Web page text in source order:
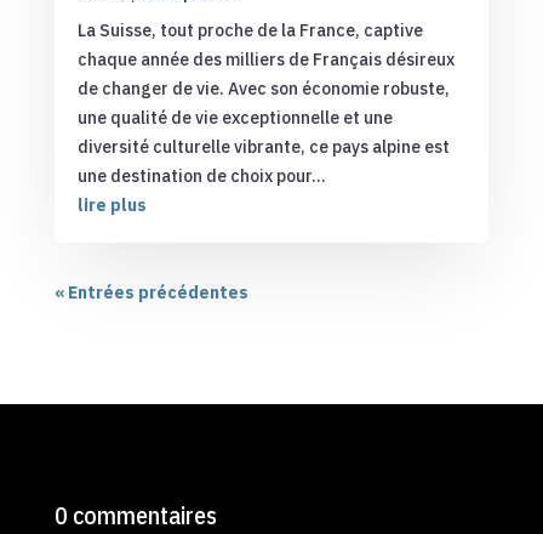
La Suisse, tout proche de la France, captive
chaque année des milliers de Français désireux
de changer de vie. Avec son économie robuste,
une qualité de vie exceptionnelle et une
diversité culturelle vibrante, ce pays alpine est
une destination de choix pour...
lire plus
« Entrées précédentes
0 commentaires